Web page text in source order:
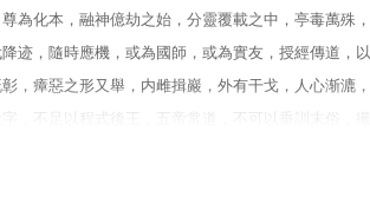
為化本，融神億劫之始，分靈覆載之中，亭毒萬殊，
迹，隨時應機，或為國師，或為實友，授經傳道，以
，瘴惡之形又舉，内雌揖巖，外有干戈，人心渐漉，
，不足以程式後王，五帝常道，不可以垂訓末俗，撮